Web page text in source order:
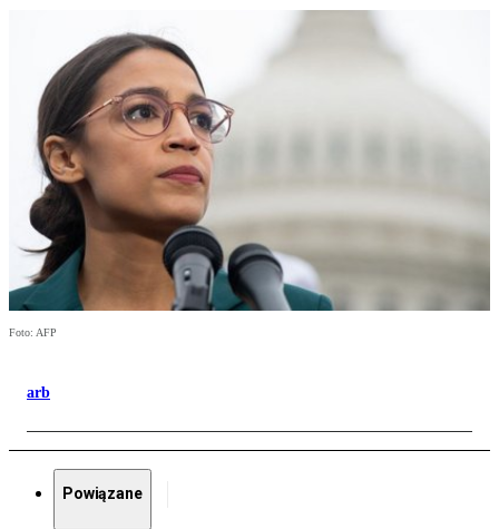
Foto: AFP
arb
Powiązane